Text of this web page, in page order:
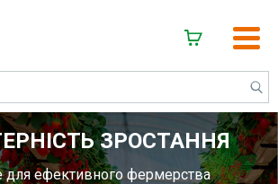
ЗРОСТАННЯ
для ефективного фермерства